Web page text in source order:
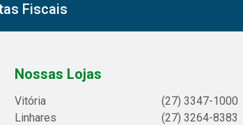
Fiscais
Nossas Lojas
Vitória
(27) 3347-1000
Linhares
(27) 3264-8383